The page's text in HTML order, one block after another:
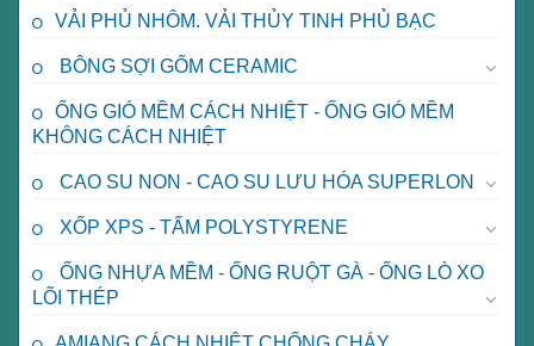
VẢI PHỦ NHÔM. VẢI THỦY TINH PHỦ BẠC
BÔNG SỢI GỐM CERAMIC
ỐNG GIÓ MỀM CÁCH NHIỆT - ỐNG GIÓ MỀM
KHÔNG CÁCH NHIỆT
CAO SU NON - CAO SU LƯU HÓA SUPERLON
XỐP XPS - TẤM POLYSTYRENE
ỐNG NHỰA MỀM - ỐNG RUỘT GÀ - ỐNG LÒ XO
LÕI THÉP